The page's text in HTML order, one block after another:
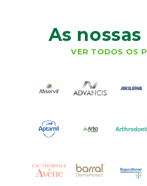
As
VER TODOS OS